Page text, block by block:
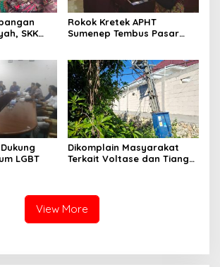
SKK
Rokok Kretek APHT
Sumenep Tembus Pasar
LGBT
Dikomplain Masyarakat
Terkait Voltase dan Tiang
View More